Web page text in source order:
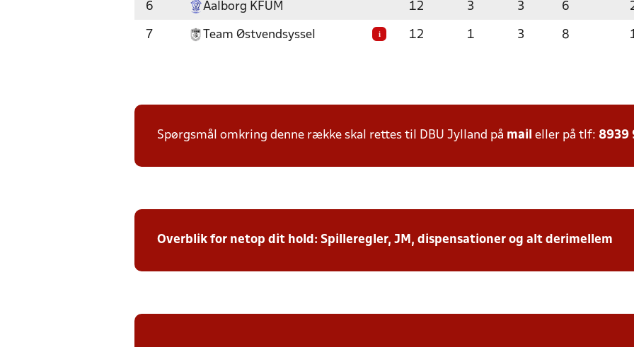
6 Aalborg KFUM 12 3 3 6
7 Team Østvendsyssel i 12 1 3 8
Spørgsmål omkring denne række skal rettes til DBU Jylland på mail eller på tlf: 8939
Overblik for netop dit hold: Spilleregler, JM, dispensationer og alt derimellem